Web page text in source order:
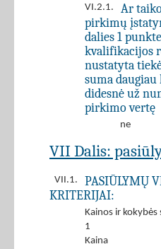
VI.2.1.
Ar
pirkimų
dalies 1
kvalifikacijos
nustatyta
suma
didesnė už
pirkimo vertę
ne
VII Dalis:
VII.1.
PASIŪLYMŲ
KRITERIJAI:
Kainos ir kokybės
1
Kaina